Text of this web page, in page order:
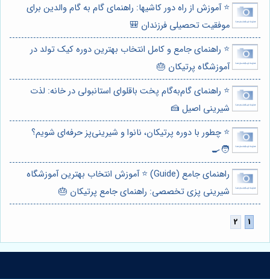
⭐️ آموزش از راه دور کاشیها: راهنمای گام به گام والدین برای
موفقیت تحصیلی فرزندان 🎒
⭐️ راهنمای جامع و کامل انتخاب بهترین دوره کیک تولد در
آموزشگاه پرتیکان 🎂
⭐️ راهنمای گام‌به‌گام پخت باقلوای استانبولی در خانه: لذت
شیرینی اصیل 🍰
⭐️ چطور با دوره پرتیکان، نانوا و شیرینی‌پز حرفه‌ای شویم؟
🧑‍🍳
راهنمای جامع (Guide) ⭐️ آموزش انتخاب بهترین آموزشگاه
شیرینی پزی تخصصی: راهنمای جامع پرتیکان 🎂